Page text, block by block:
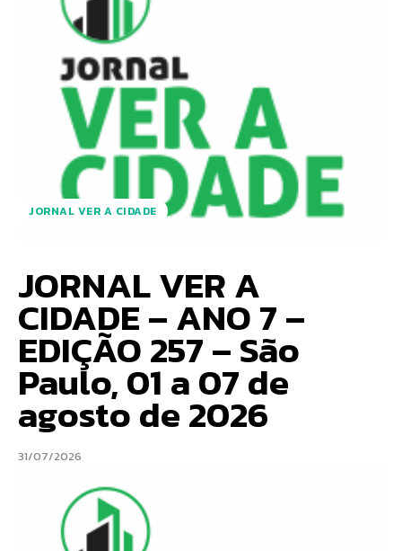
JORNAL VER A CIDADE
JORNAL VER A
CIDADE – ANO 7 –
EDIÇÃO 257 – São
Paulo, 01 a 07 de
agosto de 2026
31/07/2026